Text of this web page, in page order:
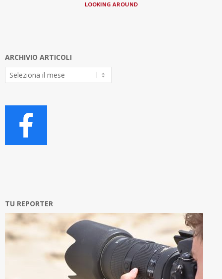
LOOKING AROUND
ARCHIVIO ARTICOLI
Archivio
Articoli
TU REPORTER